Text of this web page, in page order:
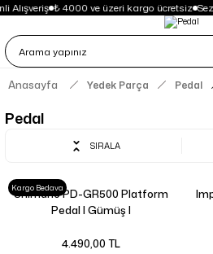
Alışveriş ₺ 4000 ve üzeri kargo ücretsiz
Anasayfa Yedek Parça Pedal
Pedal
SIRALA
Kargo Bedava
Shimano PD-GR500 Platform
Pedal | Gümüş |
4.490,00 TL